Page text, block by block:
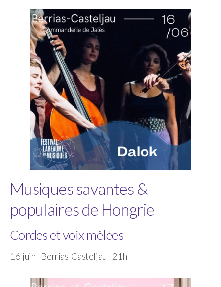
Musiques savantes &
populaires de Hongrie
Cordes et voix mêlées
16 juin | Berrias-Casteljau | 21h